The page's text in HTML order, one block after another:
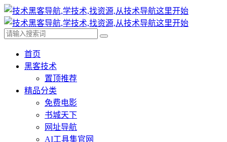
首页
黑客技术
置顶推荐
精品分类
免费电影
书城天下
网址导航
AI工具集官网